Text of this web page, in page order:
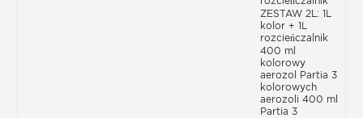
- Lakier na bazie bezbarwnego lakieru
rozpuszczalnikowego dostępny w
zestawach lub w puszce i aerozolu
- Specjalny podkład do karoserii
- Kompletny zestaw do lakierowania
motocykla zawierający szybki podkład do
karoserii, lakier + rozcieńczalnik oraz
ZESTAW 2L: 1L
kolor + 1L
rozcieńczalnik
400 ml
kolorowy
aerozol Partia 3
kolorowych
aerozoli 400 ml
Partia 3